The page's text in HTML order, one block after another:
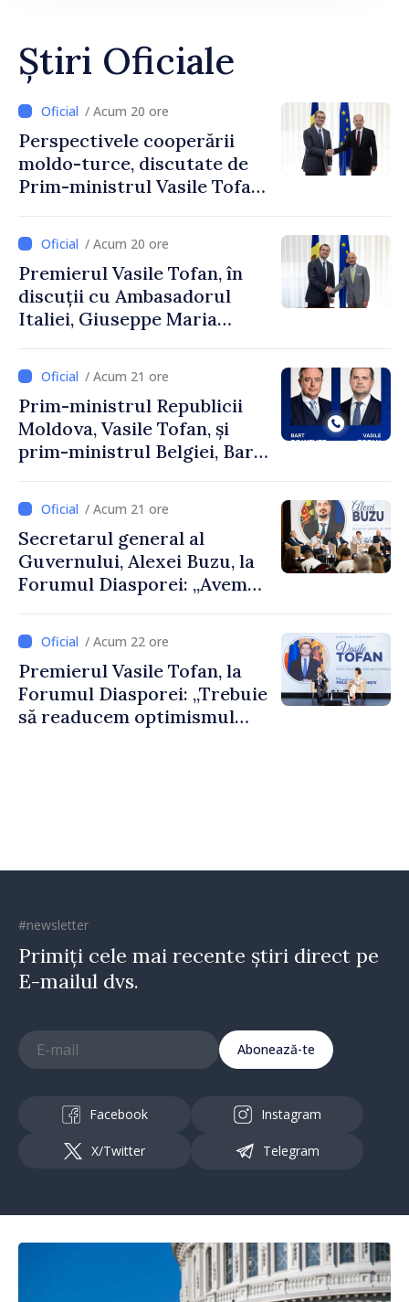
Știri Oficiale
/ Acum 20 ore
Perspectivele cooperării
moldo-turce, discutate de
Prim-ministrul Vasile Tofan
Uygar Mustafa Sertel
/ Acum 20 ore
Premierul Vasile Tofan, în
discuții cu Ambasadorul
Italiei, Giuseppe Maria
/ Acum 21 ore
Prim-ministrul Republicii
Moldova, Vasile Tofan, și
prim-ministrul Belgiei, Bart
despre parcursul european
al Republicii Moldova.
/ Acum 21 ore
Secretarul general al
Guvernului, Alexei Buzu, la
Forumul Diasporei: „Avem
dumneavoastră pentru a
construi comunități mai
puternice”
/ Acum 22 ore
Premierul Vasile Tofan, la
Forumul Diasporei: „Trebuie
să readucem optimismul
#newsletter
Primiți cele mai recente știri direct pe
E-mailul dvs.
Abonează-te
Facebook Instagram
X/Twitter Telegram